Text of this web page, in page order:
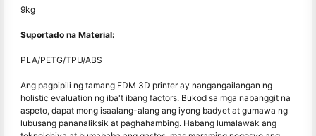
9kg
Suportado na Material:
PLA/PETG/TPU/ABS
Ang pagpipili ng tamang FDM 3D printer ay nangangailangan ng
holistic evaluation ng iba't ibang factors. Bukod sa mga nabanggit na
aspeto, dapat mong isaalang-alang ang iyong badyet at gumawa ng
lubusang pananaliksik at paghahambing. Habang lumalawak ang